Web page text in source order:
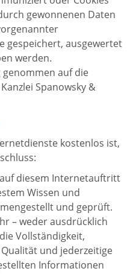
gewonnenen Daten
gespeichert, ausgewertet
werden.
auf die
Spanowsky &
kostenlos ist,
diesem Internetauftritt
Wissen und
und geprüft.
– weder ausdrücklich
Vollständigkeit,
und jederzeitige
Informationen